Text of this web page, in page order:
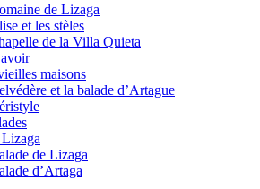
de Lizaga
et les stèles
de la Villa Quieta
maisons
et la balade d’Artague
de Lizaga
d’Artaga